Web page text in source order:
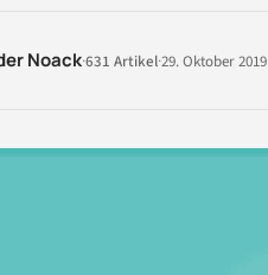
Noack·631 Artikel·29. Oktober 2019